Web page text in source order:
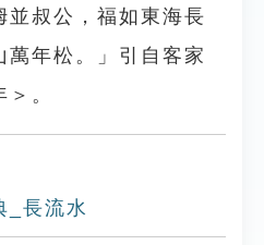
並叔公，福如東海長
萬年松。」引自客家
。
_長流水